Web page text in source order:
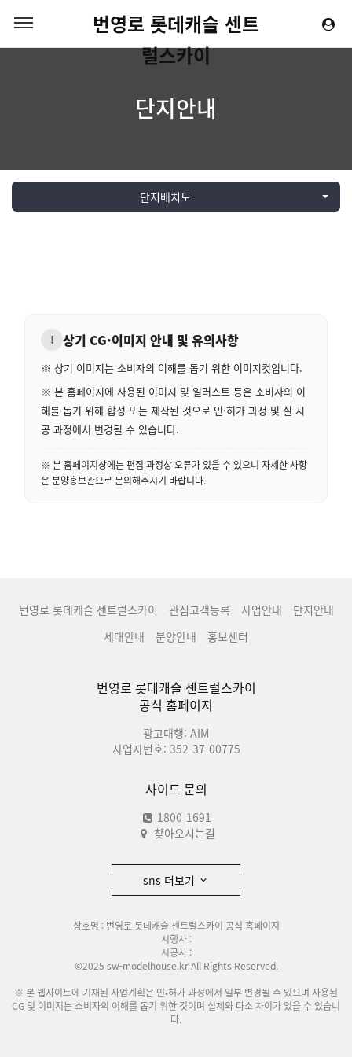
번영로 롯데캐슬 센트
럴스카이
단지안내
단지배치도
! 상기 CG·이미지 안내 및 유의사항
※ 상기 이미지는 소비자의 이해를 돕기 위한 이미지컷입니다.
※ 본 홈페이지에 사용된 이미지 및 일러스트 등은 소비자의 이
해를 돕기 위해 합성 또는 제작된 것으로 인·허가 과정 및 실 시
공 과정에서 변경될 수 있습니다.
※ 본 홈페이지상에는 편집 과정상 오류가 있을 수 있으니 자세한 사항
은 분양홍보관으로 문의해주시기 바랍니다.
번영로 롯데캐슬 센트럴스카이 관심고객등록 사업안내
단지안내
세대안내
분양안내 홍보센터
번영로 롯데캐슬 센트럴스카이
공식 홈페이지
광고대행: AIM
사업자번호: 352-37-00775
사이드 문의
1800-1691
찾아오시는길
sns 더보기
상호명 : 번영로 롯데캐슬 센트럴스카이 공식 홈페이지
시행사 :
시공사 :
©2025 sw-modelhouse.kr All Rights Reserved.
※ 본 웹사이트에 기재된 사업계획은 인•허가 과정에서 일부 변경될 수 있으며 사용된
CG 및 이미지는 소비자의 이해를 돕기 위한 것이며 실제와 다소 차이가 있을 수 있습니
다.